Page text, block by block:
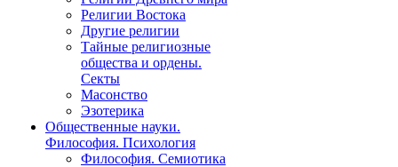
Религии Востока
Другие религии
Тайные религиозные
общества и ордены.
Секты
Масонство
Эзотерика
Общественные науки.
Философия. Психология
Философия. Семиотика